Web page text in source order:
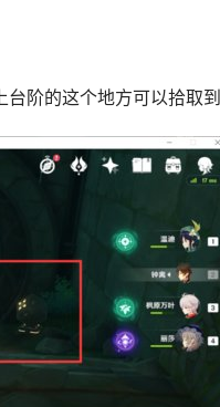
阶的这个地方可以拾取